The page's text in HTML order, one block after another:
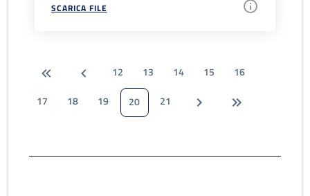
SCARICA FILE
12 13 14 15
16
17
18 19 20 21